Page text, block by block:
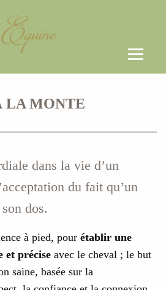
LA MONTE
dans la vie d’un
du fait qu’un
dos.
à pied, pour établir une
et précise avec le cheval ; le but
saine, basée sur la